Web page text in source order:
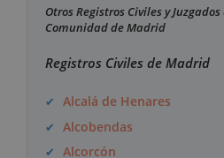
Otros Registros Civiles y
Comunidad de Madrid
Registros Civiles de Madrid
Alcalá de Henares
Alcobendas
Alcorcón